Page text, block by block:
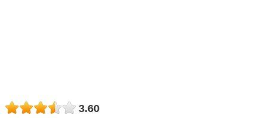
3.60